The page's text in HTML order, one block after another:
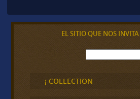
EL SITIO QUE NOS
B
u
c
a
¡ COLLECTION